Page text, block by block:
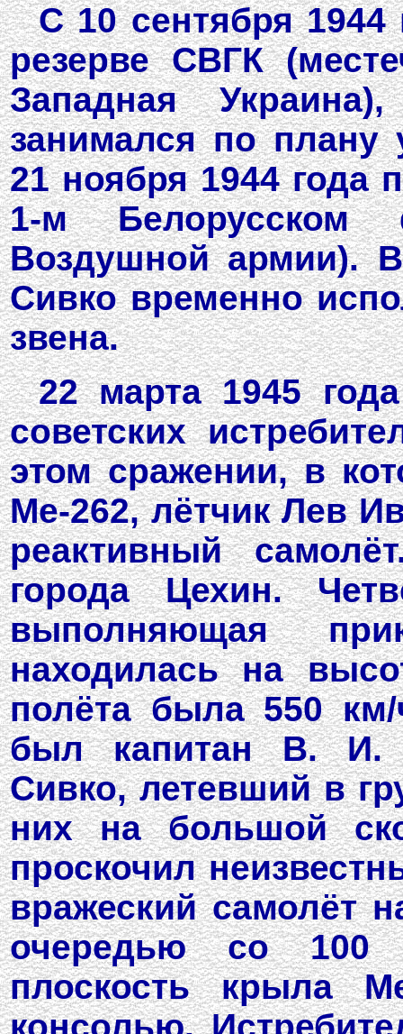
С 10 сентября 1944
резерве СВГК
Западная
занимался по плану
21 ноября 1944 года
1-м Белорусском
Воздушной армии).
Сивко временно
звена.
22 марта 1945
советских
этом сражении, в
Ме-262, лётчик Лев
реактивный
города Цехин.
выполняющая
находилась на
полёта была 550 км/
был капитан В. И.
Сивко, летевший в
них на большой
проскочил
вражеский самолёт
очередью со 100
плоскость крыла